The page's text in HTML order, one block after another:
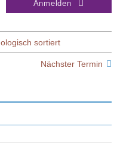
Anmelden
sortiert
Nächster Termin